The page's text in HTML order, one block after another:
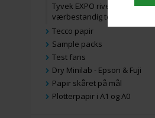
Tyvek EXPO rivesterk og
værbestandig teksturbanner
Tecco papir
Sample packs
Test fans
Dry Minilab - Epson & Fuji
Papir skåret på mål
Plotterpapir i A1 og A0